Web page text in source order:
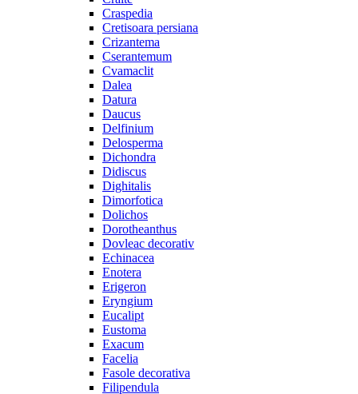
Craspedia
Cretisoara persiana
Crizantema
Cserantemum
Cvamaclit
Dalea
Datura
Daucus
Delfinium
Delosperma
Dichondra
Didiscus
Dighitalis
Dimorfotica
Dolichos
Dorotheanthus
Dovleac decorativ
Echinacea
Enotera
Erigeron
Eryngium
Eucalipt
Eustoma
Exacum
Facelia
Fasole decorativa
Filipendula